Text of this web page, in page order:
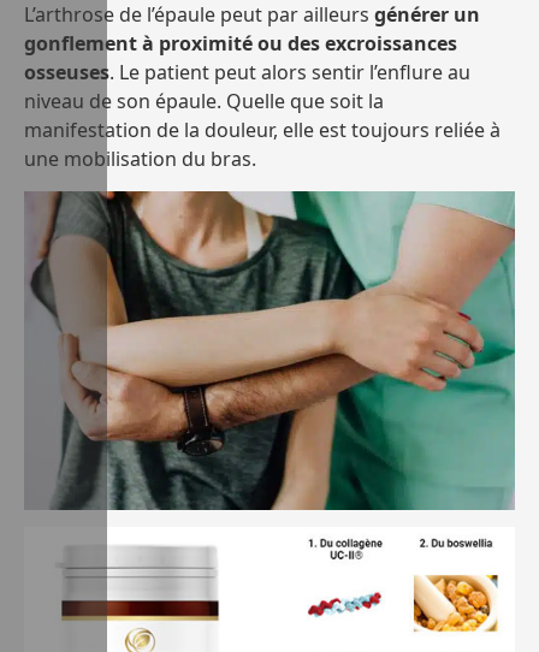
L’arthrose de l’épaule peut par ailleurs générer un
gonflement à proximité ou des excroissances
osseuses. Le patient peut alors sentir l’enflure au
niveau de son épaule. Quelle que soit la
manifestation de la douleur, elle est toujours reliée à
une mobilisation du bras.